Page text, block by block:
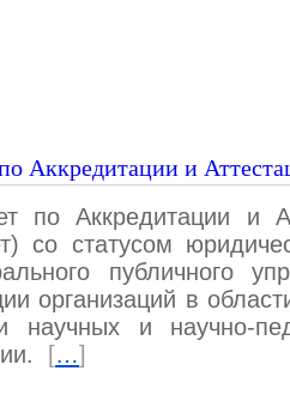
Аккредитации и
по Аккредитации и
со статусом
публичного
организаций в
научных и научно-
[…]